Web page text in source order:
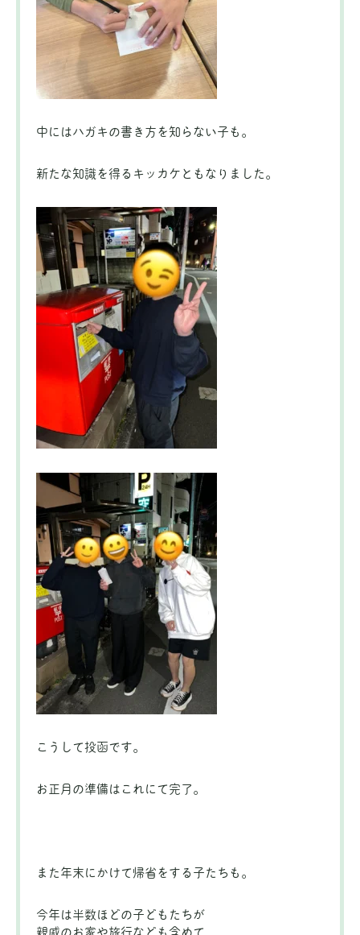
中にはハガキの書き方を知らない子も。
新たな知識を得るキッカケともなりました。
こうして投函です。
お正月の準備はこれにて完了。
また年末にかけて帰省をする子たちも。
今年は半数ほどの子どもたちが